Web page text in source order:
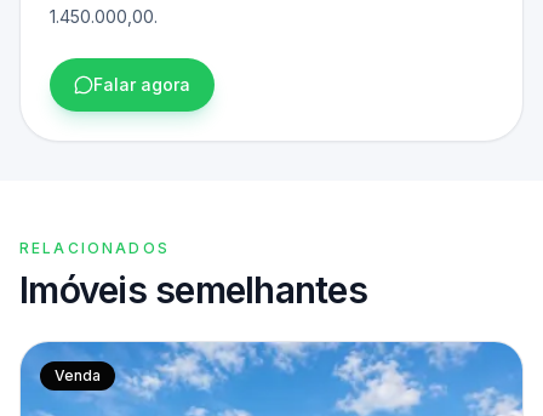
1.450.000,00.
Falar agora
RELACIONADOS
Imóveis semelhantes
Venda